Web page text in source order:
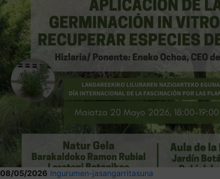
08/05/2026 Ingurumen-jasangarritasuna